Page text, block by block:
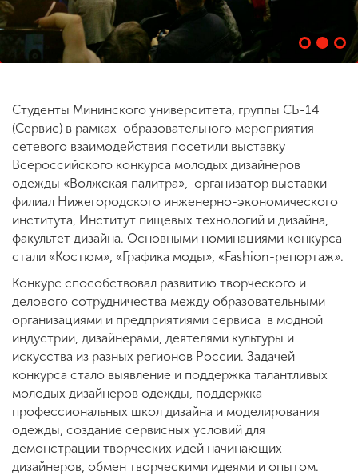
ENG SPN CHI
Приемная
комиссия
+7 (831) 262-26-20
Студенты Мининского университета, группы СБ-14
(Сервис) в рамках образовательного мероприятия
сетевого взаимодействия посетили выставку
Всероссийского конкурса молодых дизайнеров
одежды «Волжская палитра», организатор выставки –
филиал Нижегородского инженерно-экономического
института, Институт пищевых технологий и дизайна,
факультет дизайна. Основными номинациями конкурса
стали «Костюм», «Графика моды», «Fashion-репортаж».
Конкурс способствовал развитию творческого и
делового сотрудничества между образовательными
организациями и предприятиями сервиса в модной
индустрии, дизайнерами, деятелями культуры и
искусства из разных регионов России. Задачей
конкурса стало выявление и поддержка талантливых
молодых дизайнеров одежды, поддержка
профессиональных школ дизайна и моделирования
одежды, создание сервисных условий для
демонстрации творческих идей начинающих
дизайнеров, обмен творческими идеями и опытом.